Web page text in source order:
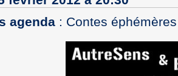
agenda : Contes